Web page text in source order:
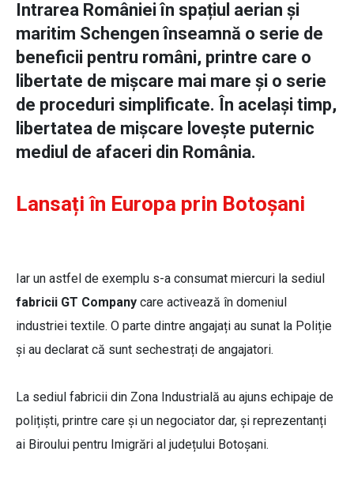
Intrarea României în spațiul aerian și
maritim Schengen înseamnă o serie de
beneficii pentru români, printre care o
libertate de mișcare mai mare și o serie
de proceduri simplificate. În același timp,
libertatea de mișcare lovește puternic
mediul de afaceri din România.
Lansați în Europa prin Botoșani
Iar un astfel de exemplu s-a consumat miercuri la sediul
fabricii GT Company care activează în domeniul
industriei textile. O parte dintre angajați au sunat la Poliție
și au declarat că sunt sechestrați de angajatori.
La sediul fabricii din Zona Industrială au ajuns echipaje de
polițiști, printre care și un negociator dar, și reprezentanți
ai Biroului pentru Imigrări al județului Botoșani.